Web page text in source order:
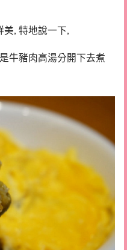
美, 特地說一下,
牛豬肉高湯分開下去煮